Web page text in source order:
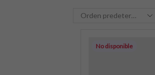
No disponible